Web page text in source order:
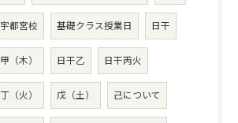
宇都宮校 基礎クラス授業日 日干
甲（木） 日干乙 日干丙火
丁（火） 戊（土） 己について